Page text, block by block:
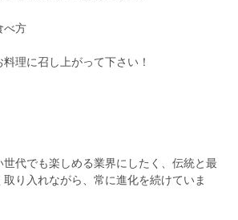
べ方
理に召し上がって下さい！
代でも楽しめる業界にしたく、伝統と最
り入れながら、常に進化を続けていま